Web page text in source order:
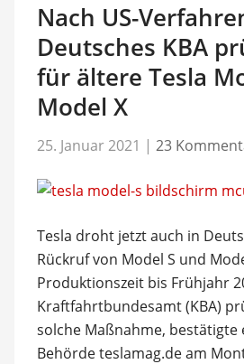
Nach US-
Deutsches KBA
für ältere Tesla
Model X
25. Januar 2021 | 23
Tesla droht jetzt auch in
Rückruf von Model S und
Produktionszeit bis Frühjahr
Kraftfahrtbundesamt (KBA)
solche Maßnahme, bestätigte
Behörde teslamag.de am